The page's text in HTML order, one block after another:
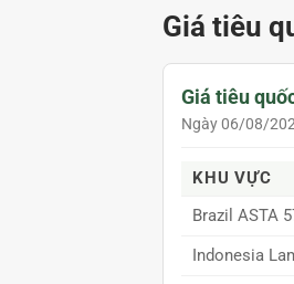
Giá tiêu
Giá tiêu
Ngày 06/08/
KHU VỰC
Brazil ASTA
Indonesia